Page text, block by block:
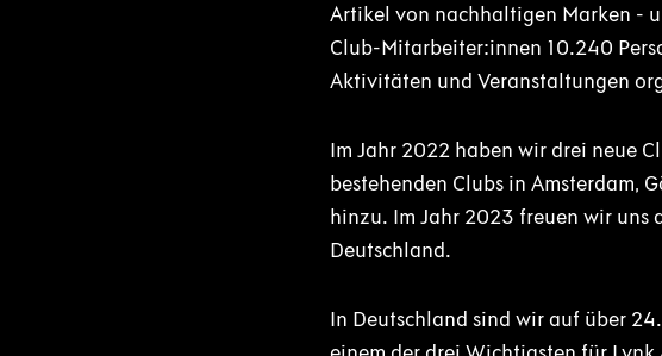
Artikel von nachhaltigen Marken -
Club-Mitarbeiter:innen 10.240
Aktivitäten und Veranstaltungen
Im Jahr 2022 haben wir drei neue
bestehenden Clubs in Amsterdam,
hinzu. Im Jahr 2023 freuen wir uns
Deutschland.
In Deutschland sind wir auf über